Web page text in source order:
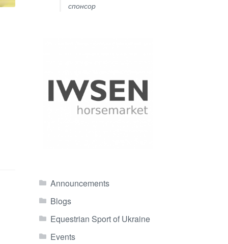
спонсор
Announcements
Blogs
Equestrian Sport of Ukraine
Events